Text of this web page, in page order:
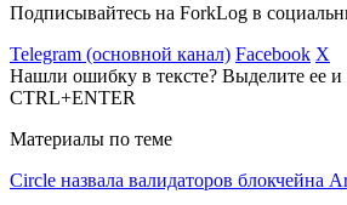
Подписывайтесь на ForkLog в
Telegram (основной канал) Facebook X
Нашли ошибку в тексте? Выделите ее
CTRL+ENTER
Материалы по теме
Circle назвала валидаторов блокчейна